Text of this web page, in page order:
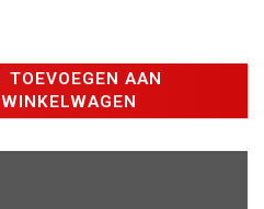
TOEVOEGEN AAN
WINKELWAGEN